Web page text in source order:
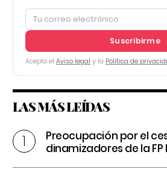
Suscribirme
Acepto el Aviso legal y la Política de
LAS MÁS LEÍDAS
Preocupación por el
dinamizadores de la